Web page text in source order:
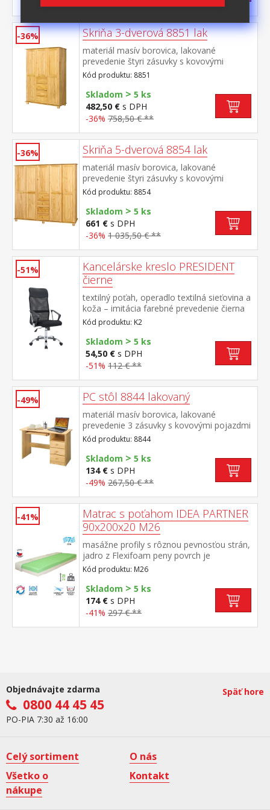
-36% Skriňa 3-dverová 8851 lak
materiál masív borovica, lakované
prevedenie štyri zásuvky s kovovými
pojazdmi v ľavej časti dve šatníkové tyče, v
strednej časti 1 polica a v pravej časti 3
police odporúčaný nadstavec 8864
Kód produktu: 8851
Skladom > 5 ks
482,50 € s DPH
-36% 758,50 € **
-36% Skriňa 5-dverová 8854 lak
materiál masív borovica, lakované
prevedenie štyri zásuvky s kovovými
pojazdmi v ľavej časti dve šatníkové tyče, v
strednej časti 1 polica a v pravej časti 3
police odporúčaný nadstavec 8855
Kód produktu: 8854
Skladom > 5 ks
661 € s DPH
-36% 1 035,50 € **
-51%
Kancelárske kreslo PRESIDENT
čierne
textilný poťah, operadlo textilná sieťovina a
koža – imitácia farebné prevedenie čierna
chrómovaný kríž, hojdací mechanizmus
výška sedu 45-55 cm odporúčaná nosnosť
do 120 kg
Kód produktu: K2
Skladom > 5 ks
54,50 € s DPH
-51% 112 € **
-49% PC stôl 8844 lakovaný
materiál masív borovica, lakované
prevedenie 3 zásuvky s kovovými pojazdmi
(montáž možná len na pravú
stranu) rozmer zásuvky (š/h/v) 27,9 × 30,7 ×
10,5 cm výsuv nie je súčasťou dodávky k
stolu je možné dokúpiť výsuvnú dosku na
klávesnicu 8840
Kód produktu: 8844
Skladom > 5 ks
134 € s DPH
-49% 267,50 € **
-41%
Matrac s poťahom IDEA PARTNER
90x200x20 M26
masážne profily s rôznou pevnosťou strán,
jadro z Flexifoam peny povrch je
vyprofilovaný do 7 anatomických zón na
oboch stranách tvrdá (biela) a mäkká
(svetlo zelená) strana vhodný pre všetky
typy roštov vhodný pre alergikov, poťah
snímateľný a prateľný do 60 °C odporúčaná
Kód produktu: M26
Skladom > 5 ks
174 € s DPH
-41% 297 € **
Objednávajte zdarma
0800 44 45 45
PO-PIA 7:30 až 16:00
Späť hore
Celý sortiment
O nás
Všetko o
nákupe
Kontakt